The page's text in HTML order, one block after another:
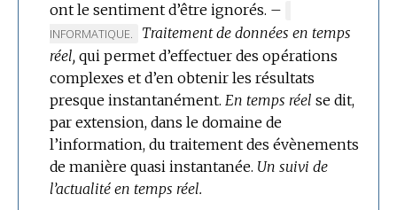
ont le sentiment d’être ignorés. –
DE
DOMAINE
:
INFORMATIQUE.
Traitement de données en temps
réel, qui permet d’effectuer des opérations
complexes et d’en obtenir les résultats
presque instantanément. En temps réel se dit,
par extension, dans le domaine de
l’information, du traitement des évènements
de manière quasi instantanée. Un suivi de
l’actualité en temps réel.